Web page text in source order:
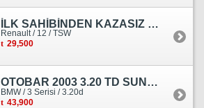
İLK SAHİBİNDEN KAZASIZ HASARSIZ BOYASIZ DEĞİŞENSİZ TAM ORJİNAL RENO
Renault / 12 / TSW
29,500
OTOBAR 2003 3.20 TD SUNROOF DERİ OTOMATİK DİZEL EMSALSİZ
BMW / 3 Serisi / 3.20d
43,900